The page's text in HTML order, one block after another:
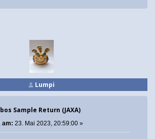
Lumpi
Sample Return (JAXA)
am: 23. Mai 2023, 20:59:00 »